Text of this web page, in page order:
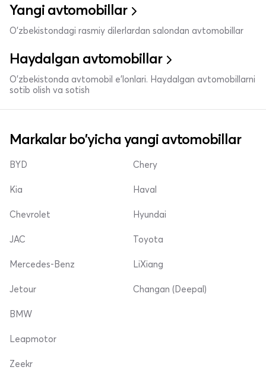
Yangi avtomobillar
O'zbekistondagi rasmiy dilerlardan salondan avtomobillar
Haydalgan avtomobillar
O'zbekistonda avtomobil e’lonlari. Haydalgan avtomobillarni
sotib olish va sotish
Markalar bo'yicha yangi avtomobillar
BYD
Kia
Chevrolet
Chery
Haval
Hyundai
JAC
Mercedes-Benz
Jetour
Toyota
LiXiang
Changan (Deepal)
BMW
Leapmotor
Zeekr